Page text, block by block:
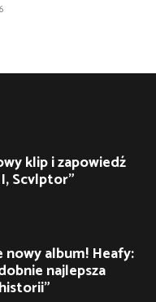
klip i zapowiedź
Scvlptor”
nowy album! Heafy:
najlepsza